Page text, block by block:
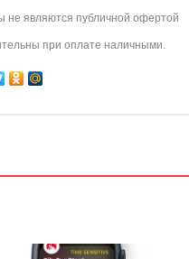
не являются публичной офертой
при оплате наличными.